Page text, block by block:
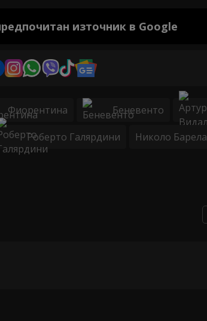
източник в Google
Фиорентина Беневенто
Роберто Галярдини Николо Барела